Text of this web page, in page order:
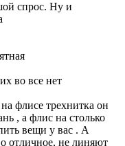
спрос. Ну и
во все нет
флисе трехнитка он
, а флис на столько
вещи у вас . А
отличное, не линяют